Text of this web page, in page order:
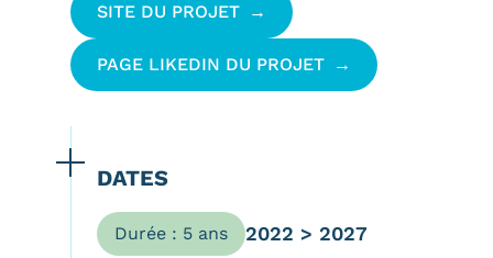
SITE DU PROJET
PAGE LIKEDIN DU PROJET
DATES
Durée : 5 ans 2022 > 2027